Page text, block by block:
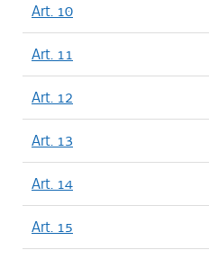
Art. 10
Art. 11
Art. 12
Art. 13
Art. 14
Art. 15